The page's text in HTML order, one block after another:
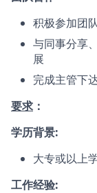
积极参加团
与同事分享
展
完成主管下
要求 ：
学历背景:
大专或以上
工作经验: